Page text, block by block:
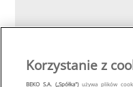
Korzystanie z
BEKO S.A. („Spółka")używa plików